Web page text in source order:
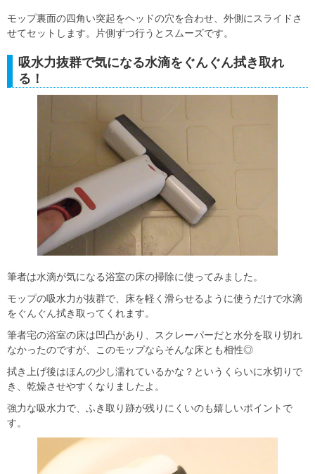
モップ裏面の四角い突起をヘッドの穴を合わせ、外側にスライドさ
せてセットします。片側ずつ行うとスムーズです。
吸水力抜群で気になる水滴をぐんぐん拭き取れ
る！
筆者は水滴が気になる浴室の床の掃除に使ってみました。
モップの吸水力が抜群で、床を軽く滑らせるように使うだけで水滴
をぐんぐん拭き取ってくれます。
筆者宅の浴室の床は凹凸があり、スクレーパーだと水分を取り切れ
なかったのですが、このモップならそんな床とも相性◎
拭き上げ後はほんの少し濡れているかな？というくらいに水切りで
き、乾燥させやすくなりましたよ。
強力な吸水力で、ふき取り跡が残りにくいのも嬉しいポイントで
す。